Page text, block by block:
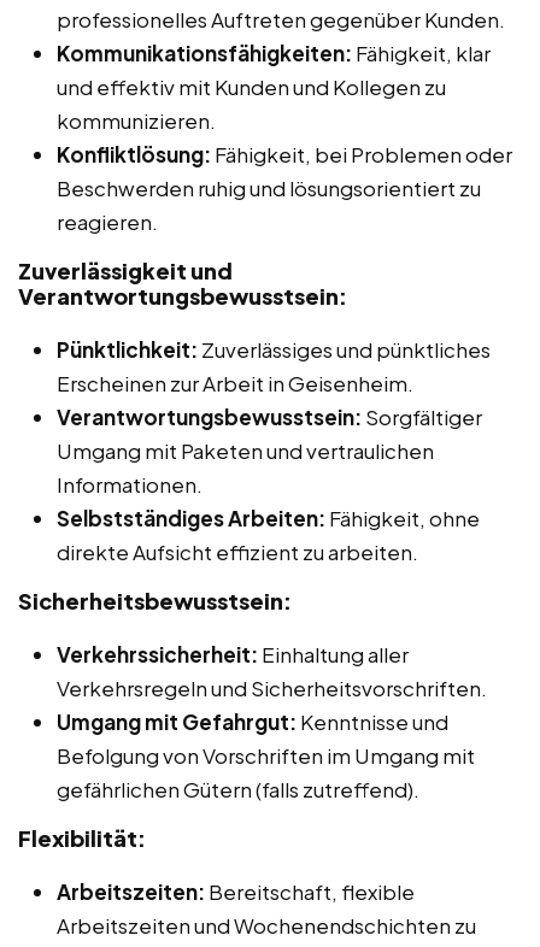
professionelles Auftreten gegenüber Kunden.
Kommunikationsfähigkeiten: Fähigkeit, klar
und effektiv mit Kunden und Kollegen zu
kommunizieren.
Konfliktlösung: Fähigkeit, bei Problemen oder
Beschwerden ruhig und lösungsorientiert zu
reagieren.
Zuverlässigkeit und
Verantwortungsbewusstsein:
Pünktlichkeit: Zuverlässiges und pünktliches
Erscheinen zur Arbeit in Geisenheim.
Verantwortungsbewusstsein: Sorgfältiger
Umgang mit Paketen und vertraulichen
Informationen.
Selbstständiges Arbeiten: Fähigkeit, ohne
direkte Aufsicht effizient zu arbeiten.
Sicherheitsbewusstsein:
Verkehrssicherheit: Einhaltung aller
Verkehrsregeln und Sicherheitsvorschriften.
Umgang mit Gefahrgut: Kenntnisse und
Befolgung von Vorschriften im Umgang mit
gefährlichen Gütern (falls zutreffend).
Flexibilität:
Arbeitszeiten: Bereitschaft, flexible
Arbeitszeiten und Wochenendschichten zu